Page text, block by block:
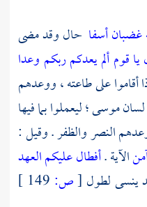
أسفا حال وقد مضى
يا قوم ألم يعدكم ربكم وعدا
على طاعته ، ووعدهم
موسى ؛ليعملوا بما فيها
النصر والظفر . وقيل :
الآية .أفطال عليكم العهد
ينسى لطول [ص: